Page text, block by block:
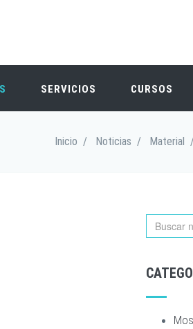
SERVICIOS CURSOS
Inicio / Noticias / Material